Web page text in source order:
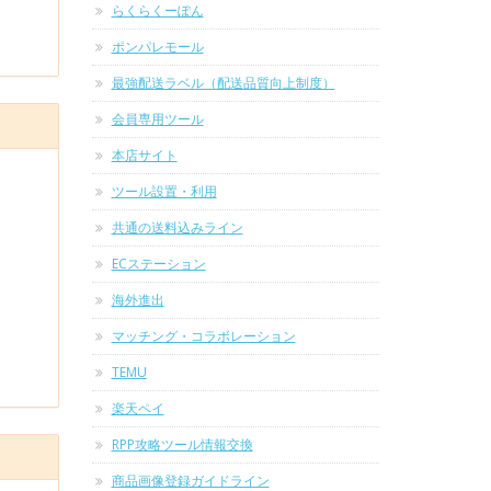
らくらくーぽん
ポンパレモール
最強配送ラベル（配送品質向上制度）
会員専用ツール
本店サイト
ツール設置・利用
共通の送料込みライン
ECステーション
海外進出
マッチング・コラボレーション
TEMU
楽天ペイ
RPP攻略ツール情報交換
商品画像登録ガイドライン